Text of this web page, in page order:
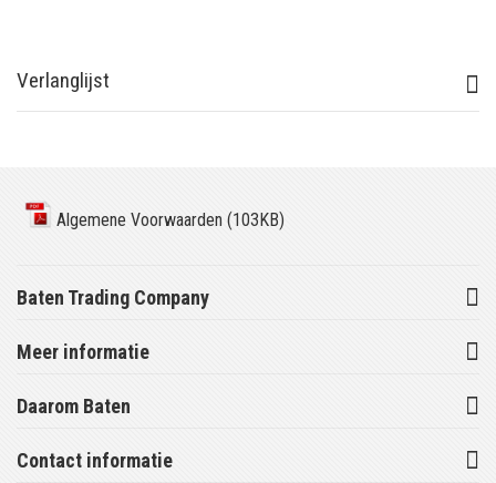
Verlanglijst
Algemene Voorwaarden (103KB)
Baten Trading Company
Meer informatie
Daarom Baten
Contact informatie